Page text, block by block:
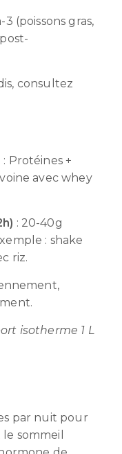
(poissons gras,
consultez
: Protéines +
avec whey
: 20-40g
: shake
riz.
isotherme 1 L
par nuit pour
sommeil